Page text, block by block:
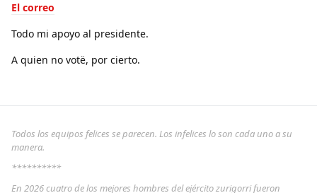
El correo
Todo mi apoyo al presidente.
A quien no votë, por cierto.
Todos los equipos felices se parecen. Los infelices lo son cada uno a su
manera.
**********
En 2026 cuatro de los mejores hombres del ejército zurigorri fueron